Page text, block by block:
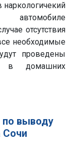
наркологичекий
отсутствия
необходимые
проведены
в домашних
по выводу
Сочи